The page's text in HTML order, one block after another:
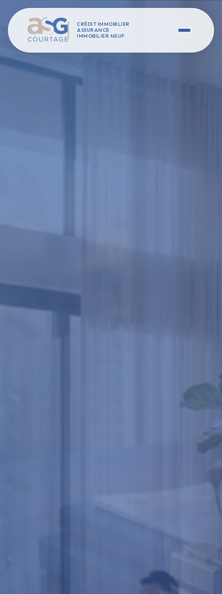
CRÉDIT IMMOBILIER
ASSURANCE
IMMOBILIER NEUF